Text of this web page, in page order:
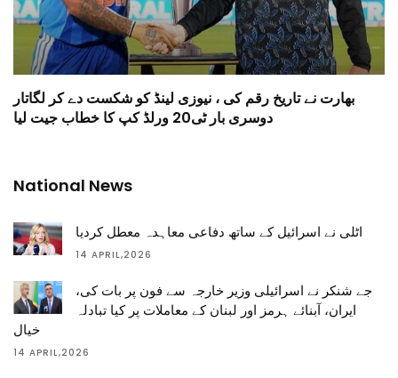
بھارت نے تاریخ رقم کی ، نیوزی لینڈ کو شکست دے کر لگاتار
دوسری بار ٹی20 ورلڈ کپ کا خطاب جیت لیا
National News
اٹلی نے اسرائیل کے ساتھ دفاعی معاہدہ معطل کردیا
14 APRIL,2026
جے شنکر نے اسرائیلی وزیر خارجہ سے فون پر بات کی،
ایران، آبنائے ہرمز اور لبنان کے معاملات پر کیا تبادلہ
خیال
14 APRIL,2026